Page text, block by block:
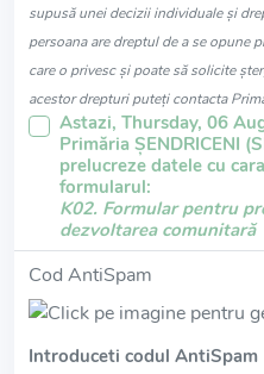
supusă unei decizii individuale și
persoana are dreptul de a se opune
care o privesc și poate să solicite
acestor drepturi puteți contacta
Astazi, Thursday, 06
Primăria ŞENDRICENI
prelucreze datele cu
formularul:
K02. Formular pentru
dezvoltarea comunitară
Cod AntiSpam
Introduceti codul AntiSpam